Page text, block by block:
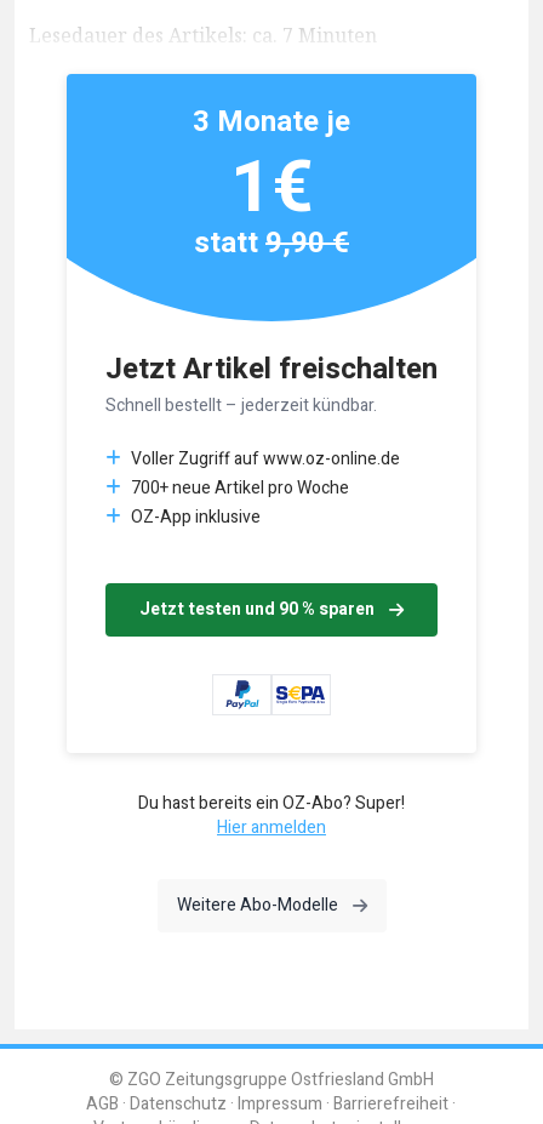
Lesedauer des Artikels: ca. 7 Minuten
Jetzt Artikel freischalten
Schnell bestellt – jederzeit kündbar.
Voller Zugriff auf www.oz-online.de
700+ neue Artikel pro Woche
OZ-App inklusive
Jetzt testen und 90 % sparen
3 Monate je
1€
statt9,90 €
Du hast bereits ein OZ-Abo? Super!
Hier anmelden
Weitere Abo-Modelle
© ZGO Zeitungsgruppe Ostfriesland GmbH
AGB Datenschutz Impressum Barrierefreiheit